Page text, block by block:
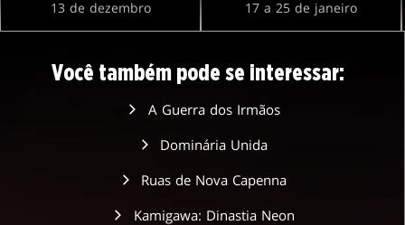
13 de dezembro 17 a 25 de janeiro
Você também pode se interessar:
A Guerra dos Irmãos
Dominária Unida
Ruas de Nova Capenna
Kamigawa: Dinastia Neon